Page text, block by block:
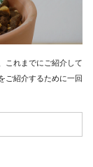
これまでにご紹介して
ご紹介するために一回